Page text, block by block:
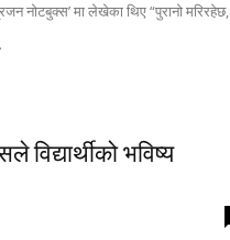
नोटबुक्स’ मा लेखेका थिए “पुरानो मरिरहेछ,
विद्यार्थीको भविष्य